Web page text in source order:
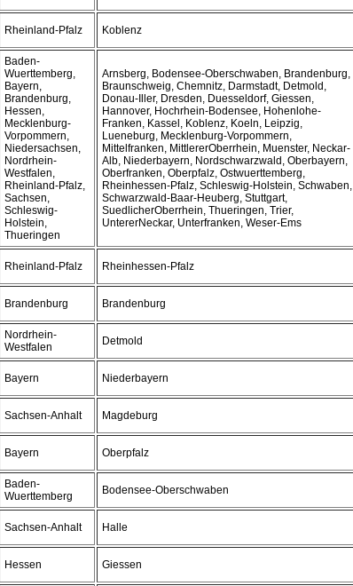
Rheinland-Pfalz Koblenz
Baden-
Wuerttemberg,
Bayern,
Brandenburg,
Hessen,
Mecklenburg-
Vorpommern,
Niedersachsen,
Nordrhein-
Westfalen,
Rheinland-Pfalz,
Sachsen,
Schleswig-
Holstein,
Thueringen
Arnsberg, Bodensee-Oberschwaben, Brandenburg,
Braunschweig, Chemnitz, Darmstadt, Detmold,
Donau-Iller, Dresden, Duesseldorf, Giessen,
Hannover, Hochrhein-Bodensee, Hohenlohe-
Franken, Kassel, Koblenz, Koeln, Leipzig,
Lueneburg, Mecklenburg-Vorpommern,
Mittelfranken, MittlererOberrhein, Muenster, Neckar-
Alb, Niederbayern, Nordschwarzwald, Oberbayern,
Oberfranken, Oberpfalz, Ostwuerttemberg,
Rheinhessen-Pfalz, Schleswig-Holstein, Schwaben,
Schwarzwald-Baar-Heuberg, Stuttgart,
SuedlicherOberrhein, Thueringen, Trier,
UntererNeckar, Unterfranken, Weser-Ems
Rheinland-Pfalz Rheinhessen-Pfalz
Brandenburg Brandenburg
Nordrhein-
Westfalen
Detmold
Bayern Niederbayern
Sachsen-Anhalt Magdeburg
Bayern Oberpfalz
Baden-
Wuerttemberg
Bodensee-Oberschwaben
Sachsen-Anhalt Halle
Hessen Giessen